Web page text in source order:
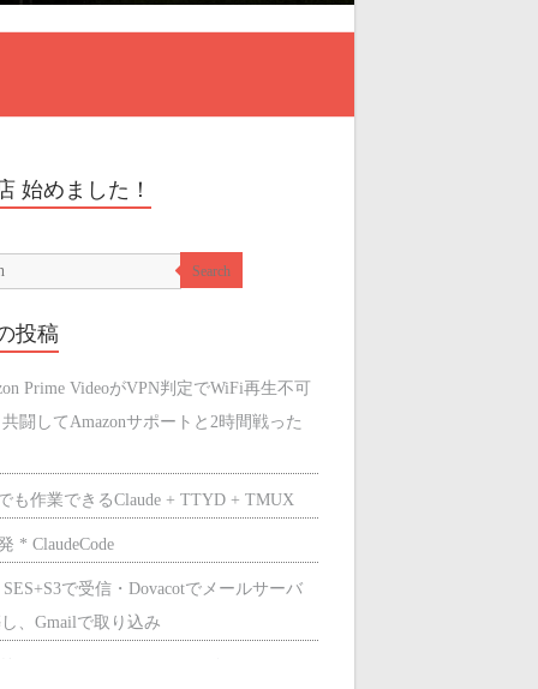
始めました！
Search
投稿
Prime VideoがVPN判定でWiFi再生不可
闘してAmazonサポートと2時間戦った
も作業できるClaude + TTYD + TMUX
* ClaudeCode
SES+S3で受信・Dovacotでメールサーバ
、Gmailで取り込み